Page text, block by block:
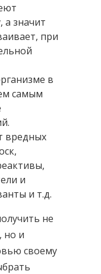
а значит
при
в
самым
вредных
и
и т.д.
не
но и
своему